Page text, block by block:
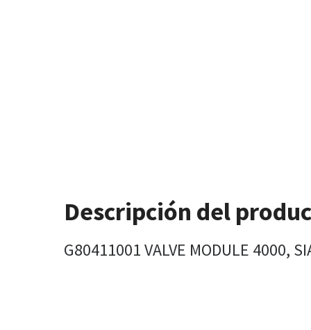
Descripción del
G80411001 VALVE MODULE 4000,